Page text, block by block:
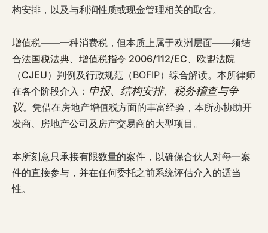
构安排，以及与利润性质或现金管理相关的取舍。
增值税——一种消费税，但本质上属于欧洲层面——须结
合法国税法典、 增值税指令 2006/112/EC、 欧盟法院
（CJEU） 判例及行政规范（BOFIP）综合解读。本所律师
在各个阶段介入： 申报、结构安排、税务稽查与争
议。凭借在房地产增值税方面的丰富经验，本所亦协助开
发商、房地产公司及房产交易商的大型项目。
本所刻意只承接有限数量的案件，以确保合伙人对每一案
件的直接参与，并在任何委托之前系统评估介入的适当
性。